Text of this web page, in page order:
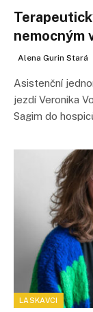
nemocným
Alena Gurin Stará
Asistenční
jezdí Veronika
Sagim do
LASKAVCI